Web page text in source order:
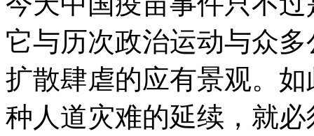
它与历次政治运动与众
扩散肆虐的应有景观。
种人道灾难的延续，就